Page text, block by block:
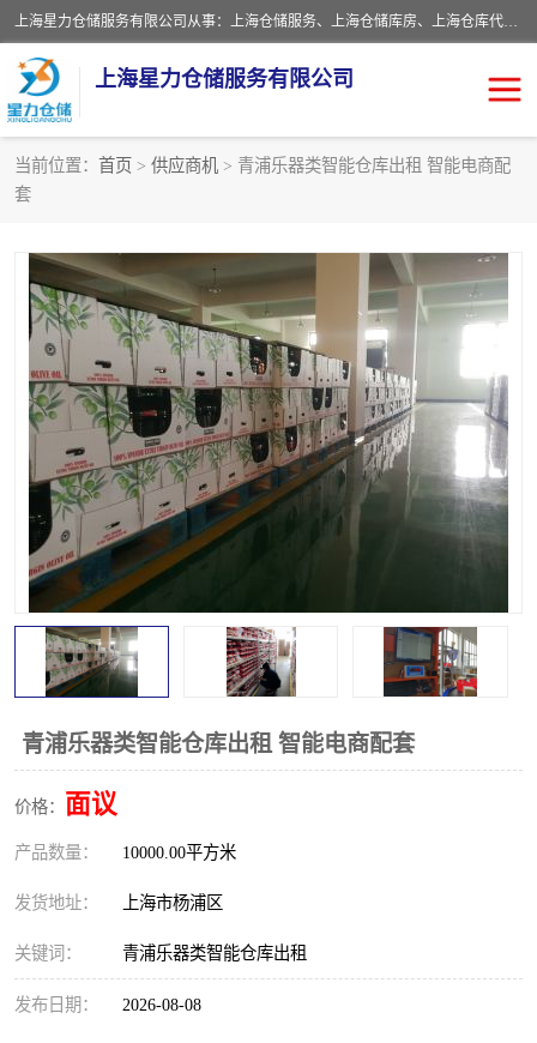
上海星力仓储服务有限公司从事：上海仓储服务、上海仓储库房、上海仓库代运营、上海仓库对外出租、上海仓库外包、上海三方仓储、上海电商仓储代发、上海电商代发货仓库、上海托管仓库、上海仓储配送。上海星力仓储服务有限公司现在拥有100个分仓、10万余平方的标准库房，精炼员工几百名，与几千家客户合作，公司已跻身上海仓储行业前列。欢迎来电咨询！
上海星力仓储服务有限公司
当前位置： 首页 > 供应商机 > 青浦乐器类智能仓库出租 智能电商配
套
青浦乐器类智能仓库出租 智能电商配套
价格： 面议
产品数量： 10000.00平方米
发货地址： 上海市杨浦区
关键词： 青浦乐器类智能仓库出租
发布日期： 2026-08-08
上海仓储配送 上海仓库外包
上海仓库代运营 上海托管仓库
上海第三方仓储 上海仓储服务
仓储 上海电商代发货仓库
上海托管仓库